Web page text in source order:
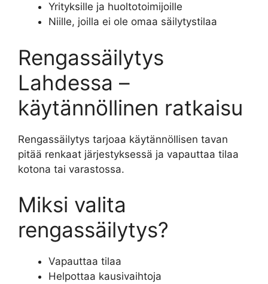
Yrityksille ja huoltotoimijoille
Niille, joilla ei ole omaa säilytystilaa
Rengassäilytys
Lahdessa –
käytännöllinen ratkaisu
Rengassäilytys tarjoaa käytännöllisen tavan
pitää renkaat järjestyksessä ja vapauttaa tilaa
kotona tai varastossa.
Miksi valita
rengassäilytys?
Vapauttaa tilaa
Helpottaa kausivaihtoja